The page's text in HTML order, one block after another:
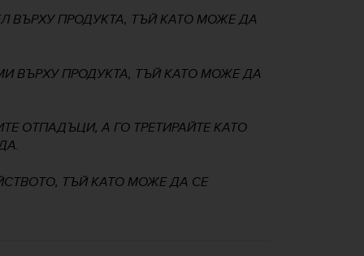
ВЪРХУ ПРОДУКТА, ТЪЙ КАТО МОЖЕ ДА
ВЪРХУ ПРОДУКТА, ТЪЙ КАТО МОЖЕ ДА
ОТПАДЪЦИ, А ГО ТРЕТИРАЙТЕ КАТО
ТЪЙ КАТО МОЖЕ ДА СЕ